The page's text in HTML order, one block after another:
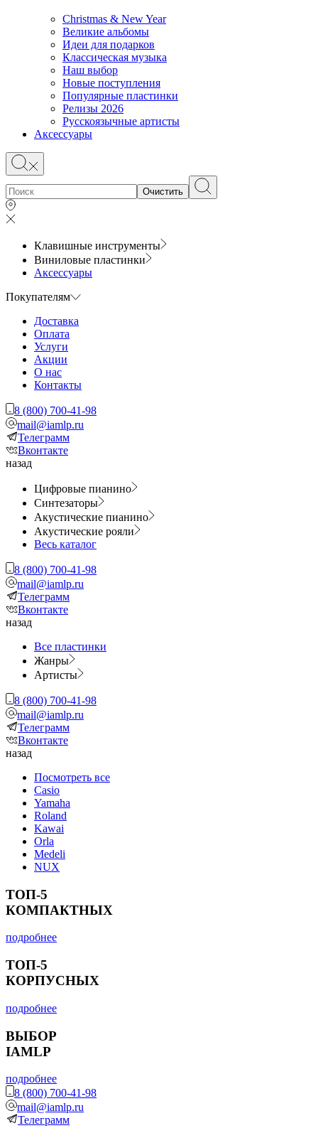
Christmas & New Year
Великие альбомы
Идеи для подарков
Классическая музыка
Наш выбор
Новые поступления
Популярные пластинки
Релизы 2026
Русскоязычные артисты
Аксессуары
Очистить
Клавишные инструменты
Виниловые пластинки
Аксессуары
Покупателям
Доставка
Оплата
Услуги
Акции
О нас
Контакты
8 (800) 700-41-98
mail@iamlp.ru
Телеграмм
Вконтакте
назад
Цифровые пианино
Синтезаторы
Акустические пианино
Акустические рояли
Весь каталог
8 (800) 700-41-98
mail@iamlp.ru
Телеграмм
Вконтакте
назад
Все пластинки
Жанры
Артисты
8 (800) 700-41-98
mail@iamlp.ru
Телеграмм
Вконтакте
назад
Посмотреть все
Casio
Yamaha
Roland
Kawai
Orla
Medeli
NUX
ТОП-5
КОМПАКТНЫХ
подробнее
ТОП-5
КОРПУСНЫХ
подробнее
ВЫБОР
IAMLP
подробнее
8 (800) 700-41-98
mail@iamlp.ru
Телеграмм